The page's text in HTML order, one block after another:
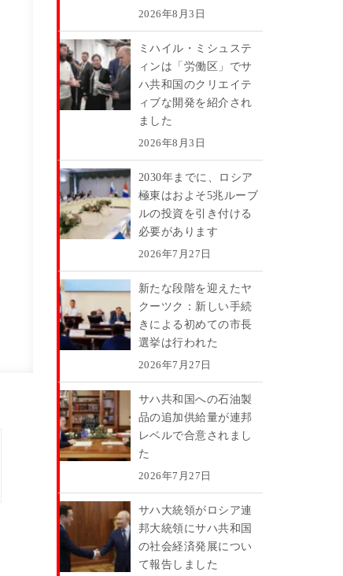
2026年8月3日
ミハイル・ミシュステ
ィンは「労働区」でサ
ハ共和国のクリエイテ
ィブな開発を紹介され
ました
2026年8月3日
2030年までに、ロシア
極東はおよそ5兆ルーブ
ルの投資を引き付ける
必要があります
2026年7月27日
新たな段階を迎えたヤ
クーツク：新しい手続
きによる初めての市長
選挙は行われた
2026年7月27日
サハ共和国への石油製
品の追加供給量が連邦
レベルで合意されまし
た
2026年7月27日
サハ大統領がロシア連
邦大統領にサハ共和国
の社会経済発展につい
て報告しました